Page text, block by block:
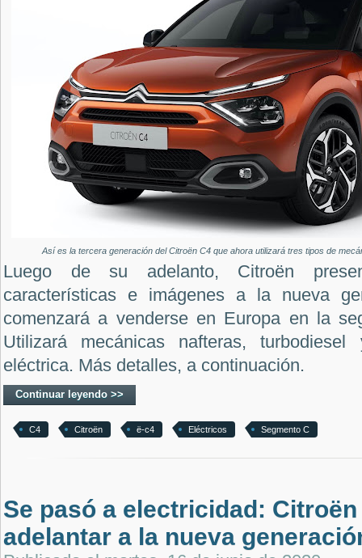
Así es la tercera generación del Citroën C4 que ahora utilizará tres tipos de
Luego de su adelanto, Citroën
características e imágenes a la nueva
comenzará a venderse en Europa en la
Utilizará mecánicas nafteras,
eléctrica. Más detalles, a continuación.
Continuar leyendo >>
C4 Citroën ë-c4 Eléctricos Segmento C
Se pasó a electricidad:
adelantar a la nueva